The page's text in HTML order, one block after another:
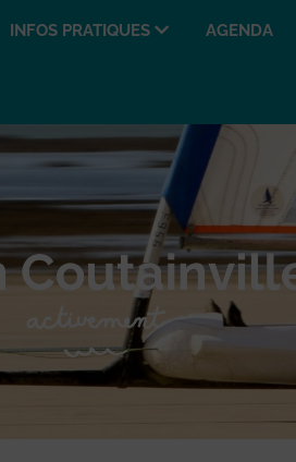
INFOS PRATIQUES AGENDA